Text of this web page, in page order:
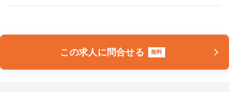
この求人に問合せる 無料